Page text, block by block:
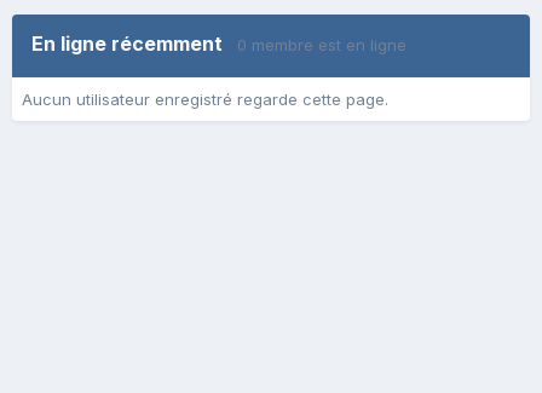
En ligne récemment 0 membre est en ligne
Aucun utilisateur enregistré regarde cette page.